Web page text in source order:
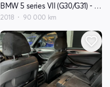
BMW 5 series VII (G30/G31) - avlod
2018 90 000 km